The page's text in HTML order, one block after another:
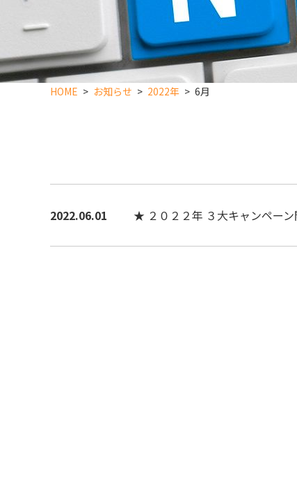
HOME お知らせ 2022年 6月
2022.06.01 ★ ２０２２年 ３大キャンペー